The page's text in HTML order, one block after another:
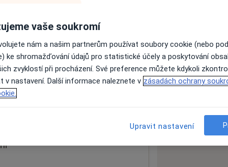
41301
vaše soukromí
nám a našim partnerům používat soubory cookie (nebo
ke shromažďování údajů pro statistické účely a poskytování
zvyklostí při procházení. Své preference můžete kdykoli
v nastavení. Další informace naleznete v zásadách ochrany
Upravit nastavení